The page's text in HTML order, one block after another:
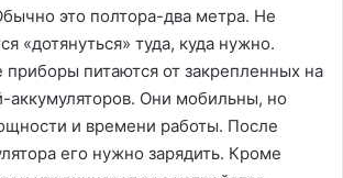
это полтора-два метра. Не
«дотянуться» туда, куда нужно.
приборы питаются от закрепленных на
аккумуляторов. Они мобильны, но
и времени работы. После
его нужно зарядить. Кроме